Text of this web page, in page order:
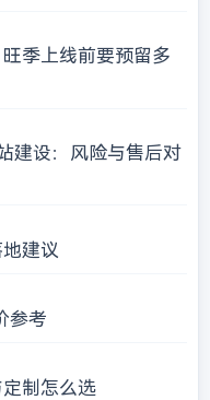
季上线前要预留多
建设：风险与售后对
建议
参考
制怎么选